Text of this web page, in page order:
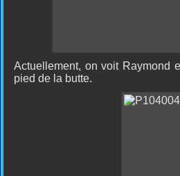
Actuellement, on voit Raymond
pied de la butte.